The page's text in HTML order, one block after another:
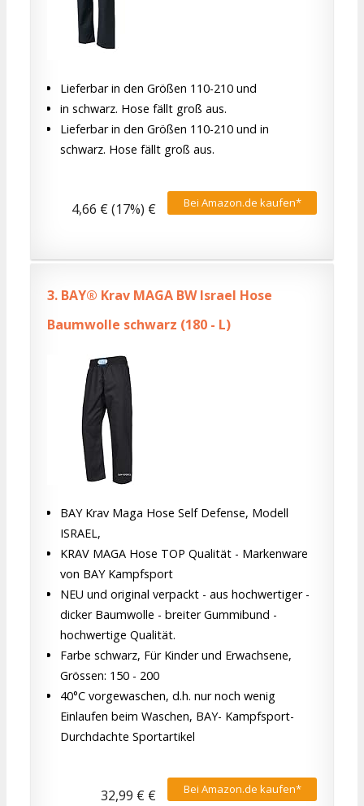
Lieferbar in den Größen 110-210 und
in schwarz. Hose fällt groß aus.
Lieferbar in den Größen 110-210 und in
schwarz. Hose fällt groß aus.
Bei Amazon.de kaufen*
4,66 € (17%) €
3. BAY® Krav MAGA BW Israel Hose
Baumwolle schwarz (180 - L)
BAY Krav Maga Hose Self Defense, Modell
ISRAEL,
KRAV MAGA Hose TOP Qualität - Markenware
von BAY Kampfsport
NEU und original verpackt - aus hochwertiger -
dicker Baumwolle - breiter Gummibund -
hochwertige Qualität.
Farbe schwarz, Für Kinder und Erwachsene,
Grössen: 150 - 200
40°C vorgewaschen, d.h. nur noch wenig
Einlaufen beim Waschen, BAY- Kampfsport-
Durchdachte Sportartikel
Bei Amazon.de kaufen*
32,99 € €